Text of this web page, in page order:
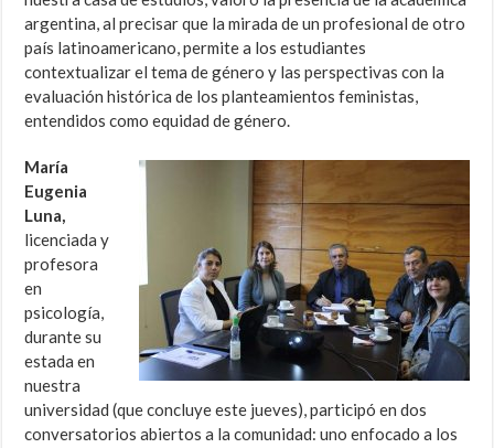
argentina, al precisar que la mirada de un profesional de otro
país latinoamericano, permite a los estudiantes
contextualizar el tema de género y las perspectivas con la
evaluación histórica de los planteamientos feministas,
entendidos como equidad de género.
María
Eugenia
Luna,
licenciada y
profesora
en
psicología,
durante su
estada en
nuestra
universidad (que concluye este jueves), participó en dos
conversatorios abiertos a la comunidad: uno enfocado a los